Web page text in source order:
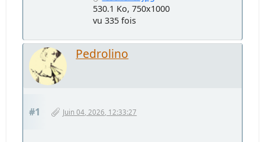
530.1 Ko, 750x1000
vu 335 fois
Pedrolino
#1 Juin 04, 2026, 12:33:27